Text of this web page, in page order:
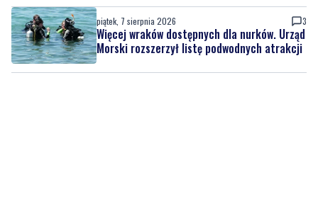
piątek, 7 sierpnia 2026 3
Więcej wraków dostępnych dla nurków. Urząd
Morski rozszerzył listę podwodnych atrakcji